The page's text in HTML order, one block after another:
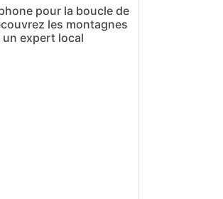
pour la boucle de
les montagnes
expert local